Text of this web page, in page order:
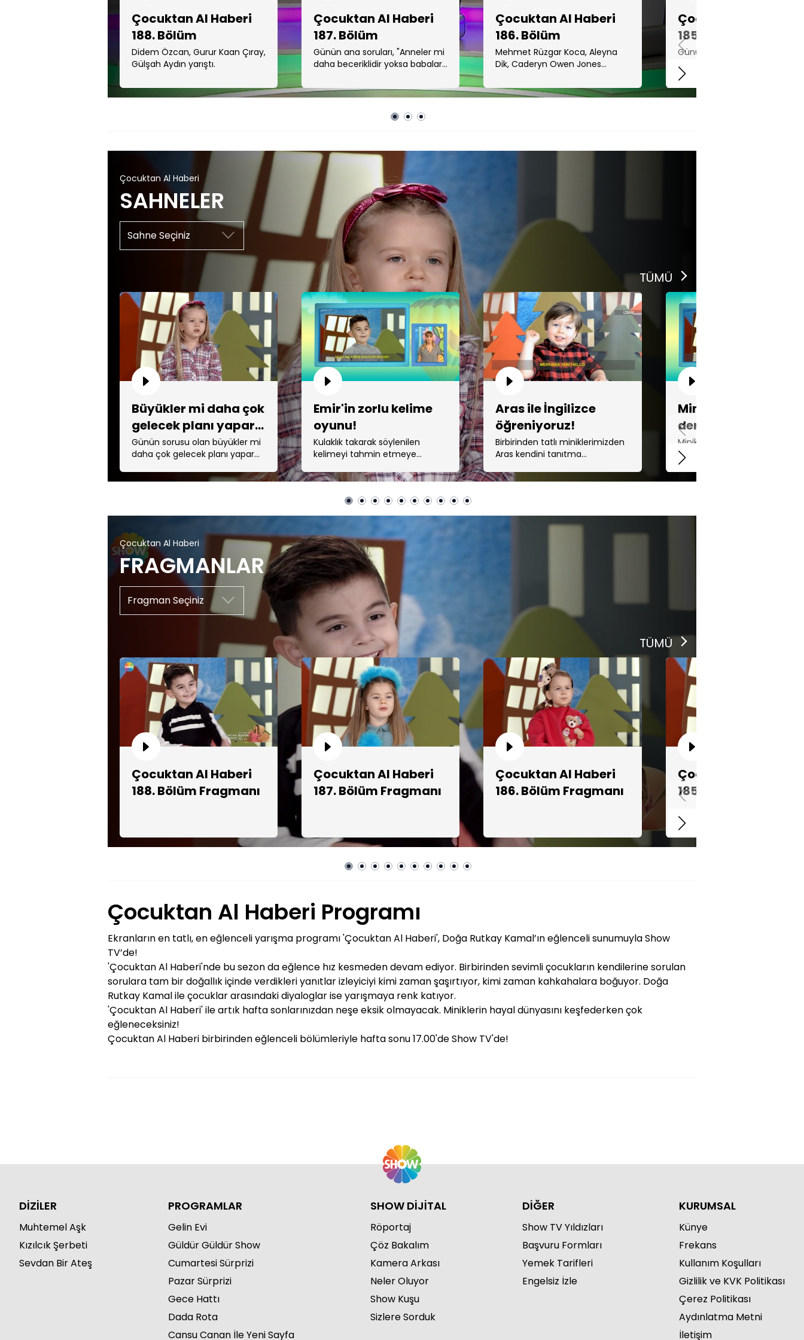
Çocuktan Al Haberi
188. Bölüm
Didem Özcan, Gurur Kaan Çıray,
Gülşah Aydın yarıştı.
Çocuktan Al Haberi
187. Bölüm
Günün ana soruları, "Anneler mi
daha beceriklidir yoksa babalar
Çocuktan Al Haberi
186. Bölüm
Mehmet Rüzgar Koca, Aleyna
Dik, Caderyn Owen Jones
Çocuktan Al Haberi
185. Bölüm
Günün ana soruları, "Büyükler
daha sabırlıdır yoksa çocuklar
mı?" ...
Çocuktan Al Haberi
SAHNELER
TÜMÜ
Büyükler mi daha çok
gelecek planı yapar
çocuklar mı?
Günün sorusu olan büyükler mi
daha çok gelecek planı yapar
birbirinden eğlenceli cevaplar!
Emir'in zorlu kelime
oyunu!
Kulaklık takarak söylenilen
kelimeyi tahmin etmeye
izleyenlere eğlenceli anlar
Aras ile İngilizce
öğreniyoruz!
Birbirinden tatlı miniklerimizden
Aras kendini tanıtma
söyleyip ufak bir şov yaptı.
Miniklerden ofsayt
dersleri!
Minikler, hakem mi düdüğünü
daha çok öttürür yoksa trafik
polisi mi sorusunu yanıtlarken
Çocuktan Al Haberi
FRAGMANLAR
TÜMÜ
Çocuktan Al Haberi
188. Bölüm Fragmanı
Çocuktan Al Haberi
187. Bölüm Fragmanı
Çocuktan Al Haberi
186. Bölüm Fragmanı
Çocuktan Al Haberi
185. Bölüm
Çocuktan Al Haberi Programı
Ekranların en tatlı, en eğlenceli yarışma programı 'Çocuktan Al Haberi', Doğa Rutkay Kamal’ın eğlenceli sunumuyla Show
TV’de!
'Çocuktan Al Haberi'nde bu sezon da eğlence hız kesmeden devam ediyor. Birbirinden sevimli çocukların kendilerine sorulan
sorulara tam bir doğallık içinde verdikleri yanıtlar izleyiciyi kimi zaman şaşırtıyor, kimi zaman kahkahalara boğuyor. Doğa
Rutkay Kamal ile çocuklar arasındaki diyaloglar ise yarışmaya renk katıyor.
'Çocuktan Al Haberi' ile artık hafta sonlarınızdan neşe eksik olmayacak. Miniklerin hayal dünyasını keşfederken çok
eğleneceksiniz!
Çocuktan Al Haberi birbirinden eğlenceli bölümleriyle hafta sonu 17.00'de Show TV'de!
DİZİLER
Muhtemel Aşk
Kızılcık Şerbeti
Sevdan Bir Ateş
PROGRAMLAR
Gelin Evi
Güldür Güldür Show
Cumartesi Sürprizi
Pazar Sürprizi
Gece Hattı
Dada Rota
Cansu Canan İle Yeni Sayfa
SHOW DİJİTAL
Röportaj
Çöz Bakalım
Kamera Arkası
Neler Oluyor
Show Kuşu
Sizlere Sorduk
DİĞER
Show TV Yıldızları
Başvuru Formları
Yemek Tarifleri
Engelsiz İzle
KURUMSAL
Künye
Frekans
Kullanım Koşulları
Gizlilik ve KVK Politikası
Çerez Politikası
Aydınlatma Metni
İletişim